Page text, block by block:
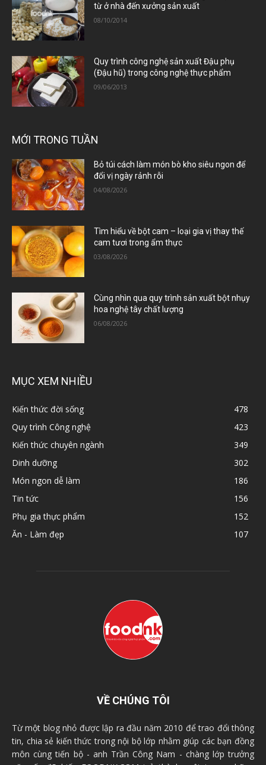
từ ở nhà đến xưởng sản xuất
08/10/2014
Quy trình công nghệ sản xuất Đậu phụ
(Đậu hũ) trong công nghệ thực phẩm
09/06/2013
MỚI TRONG TUẦN
Bỏ túi cách làm món bò kho siêu ngon để
đổi vị ngày rảnh rỗi
04/08/2026
Tìm hiểu về bột cam – loại gia vị thay thế
cam tươi trong ẩm thực
03/08/2026
Cùng nhìn qua quy trình sản xuất bột nhụy
hoa nghệ tây chất lượng
06/08/2026
MỤC XEM NHIỀU
Kiến thức đời sống
478
Quy trình Công nghệ
423
Kiến thức chuyên ngành
349
Dinh dưỡng
302
Món ngon dễ làm
186
Tin tức
156
Phụ gia thực phẩm
152
Ăn - Làm đẹp
107
VỀ CHÚNG TÔI
Từ một blog nhỏ được lập ra đầu năm 2010 để trao đổi thông
tin, chia sẻ kiến thức trong nội bộ lớp nhằm giúp các bạn đồng
môn cùng tiến bộ - anh Trần Công Nam - chàng lớp trưởng